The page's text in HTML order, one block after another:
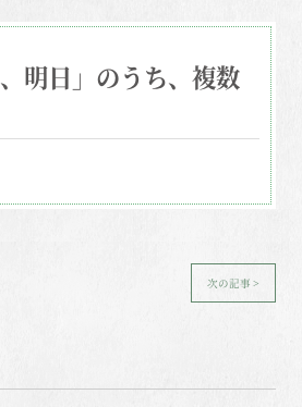
、明日」のうち、複数
次の記事 >